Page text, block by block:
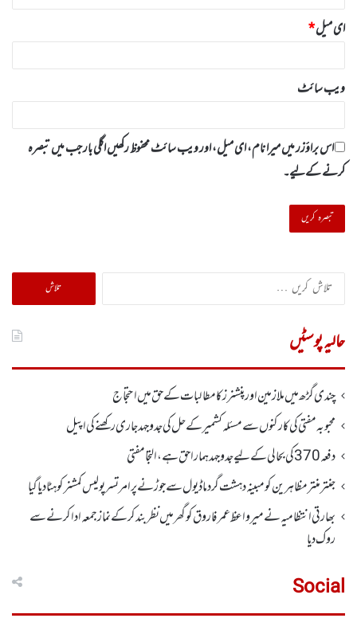
ای میل*
ویب‌ سائٹ
اس براؤزر میں میرا نام، ای میل، اور ویب سائٹ محفوظ رکھیں اگلی بار جب میں تبصرہ
کرنے کےلیے۔
تلاش
کریں
حالیہ پوسٹیں
چندی گڑھ میں ملازمین اور پنشنرز کا مطالبات کے حق میں احتجاج
محبوبہ مفتی کی کارکنوں سے مسئلہ کشمیر کے حل کی جدوجہد جاری رکھنے کی اپیل
دفعہ370کی بحالی کے لیے جدوجہد ہمارا حق ہے، التجا مفتی
جنتر منتر مظاہرین کو مبینہ دہشت گرد ماڈیول سے جوڑنے پر امرتسر پولیس کمشنر کو ہٹا دیاگیا
بھارتی انتظامیہ نے میر واعظ عمر فاروق کو گھر میں نظر بندکر کے نماز جمعہ ادا کرنے سے
روک دیا
Social